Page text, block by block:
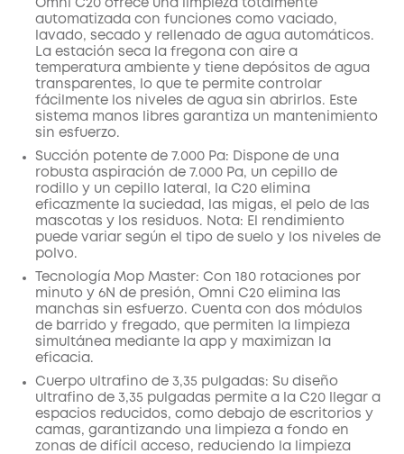
Omni C20 ofrece una limpieza totalmente
automatizada con funciones como vaciado,
lavado, secado y rellenado de agua automáticos.
La estación seca la fregona con aire a
temperatura ambiente y tiene depósitos de agua
transparentes, lo que te permite controlar
fácilmente los niveles de agua sin abrirlos. Este
sistema manos libres garantiza un mantenimiento
sin esfuerzo.
Succión potente de 7.000 Pa: Dispone de una
robusta aspiración de 7.000 Pa, un cepillo de
rodillo y un cepillo lateral, la C20 elimina
eficazmente la suciedad, las migas, el pelo de las
mascotas y los residuos. Nota: El rendimiento
puede variar según el tipo de suelo y los niveles de
polvo.
Tecnología Mop Master: Con 180 rotaciones por
minuto y 6N de presión, Omni C20 elimina las
manchas sin esfuerzo. Cuenta con dos módulos
de barrido y fregado, que permiten la limpieza
simultánea mediante la app y maximizan la
eficacia.
Cuerpo ultrafino de 3,35 pulgadas: Su diseño
ultrafino de 3,35 pulgadas permite a la C20 llegar a
espacios reducidos, como debajo de escritorios y
camas, garantizando una limpieza a fondo en
zonas de difícil acceso, reduciendo la limpieza